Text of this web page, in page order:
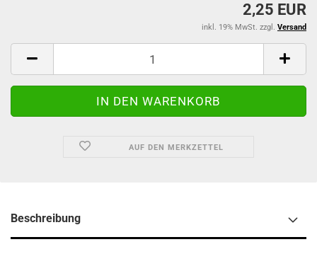
2,25 EUR
inkl. 19% MwSt. zzgl. Versand
AUF DEN MERKZETTEL
Beschreibung